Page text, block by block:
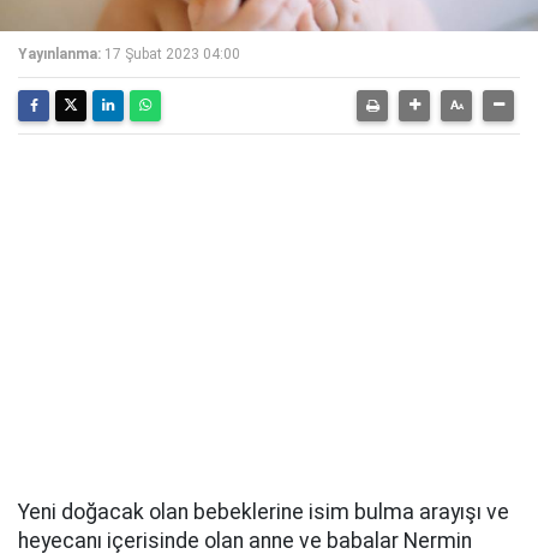
Yayınlanma: 17 Şubat 2023 04:00
Yeni doğacak olan bebeklerine isim bulma arayışı ve
heyecanı içerisinde olan anne ve babalar Nermin